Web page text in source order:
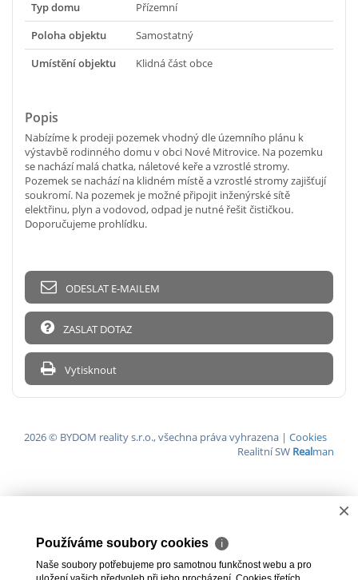
Typ domu
Přízemní
Poloha objektu
Samostatný
Umístění objektu
Klidná část obce
Popis
Nabízíme k prodeji pozemek vhodný dle územního plánu k
výstavbě rodinného domu v obci Nové Mitrovice. Na pozemku
se nachází malá chatka, náletové keře a vzrostlé stromy.
Pozemek se nachází na klidném místě a vzrostlé stromy zajišťují
soukromí. Na pozemek je možné připojit inženýrské sítě
elektřinu, plyn a vodovod, odpad je nutné řešit čističkou.
Doporučujeme prohlídku.
ODESLAT E-MAILEM
ZASLAT DOTAZ
Vytisknout
2026 © BYDOM reality s.r.o., všechna práva vyhrazena | Cookies
Realitní SW Realman
×
Používáme soubory cookies ℹ
Naše soubory potřebujeme pro samotnou funkčnost webu a pro